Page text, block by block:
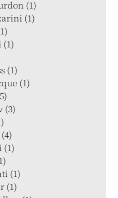
(1)
(1)
(1)
(1)
(3)
(1)
(1)